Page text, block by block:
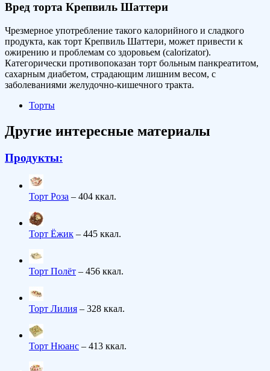
Вред торта Крепвиль Шаттери
Чрезмерное употребление такого калорийного и сладкого
продукта, как торт Крепвиль Шаттери, может привести к
ожирению и проблемам со здоровьем (calorizator).
Категорически противопоказан торт больным панкреатитом,
сахарным диабетом, страдающим лишним весом, с
заболеваниями желудочно-кишечного тракта.
Торты
Другие интересные материалы
Продукты:
Торт Роза – 404 ккал.
Торт Ёжик – 445 ккал.
Торт Полёт – 456 ккал.
Торт Лилия – 328 ккал.
Торт Нюанс – 413 ккал.